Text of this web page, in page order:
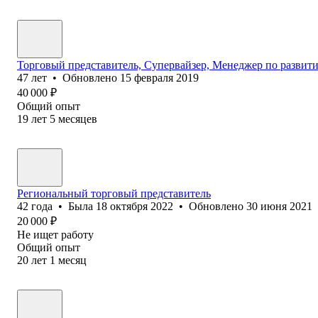
Торговый представитель, Супервайзер, Менеджер по
47 лет • Обновлено 15 февраля 2019
40 000 ₽
Общий опыт
19 лет 5 месяцев
Региональный торговый представитель
42 года • Была 18 октября 2022 • Обновлено 30 июня 2021
20 000 ₽
Не ищет работу
Общий опыт
20 лет 1 месяц